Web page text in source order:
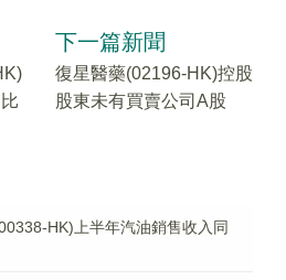
下一篇新聞
復星醫藥(02196-HK)控股
股東未有買賣公司A股
HK)上半年汽油銷售收入同